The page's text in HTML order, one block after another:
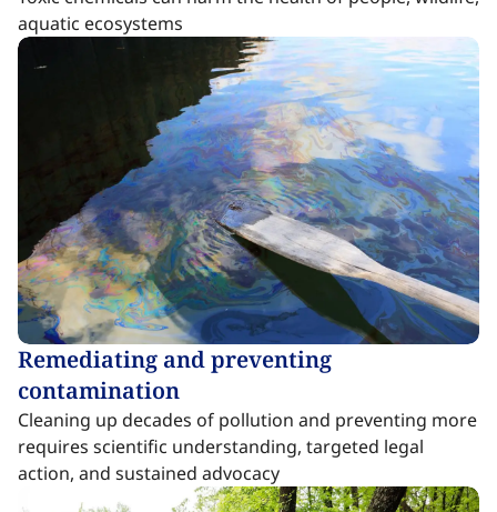
aquatic ecosystems​​​​‌ ‍ ​‍​‍‌‍ ‌ ​‍‌‍‍‌‌‍‌ ‌‍‍‌‌‍ ‍​‍​‍​ ‍‍​‍​‍‌ ​ ‌‍​‌‌‍ ‍‌‍‍‌‌ ‌​‌ ‍‌​‍ ‍‌‍‍‌‌‍ ​‍​‍​‍ ​​‍​‍‌‍‍​‌ ​‍‌‍‌‌‌‍‌‍​‍​‍​ ‍‍​‍​‍‌‍‍​‌ ‌​‌ ‌​‌ ​​‌ ​ ​ ‍‍​‍ ​‍ ‌‍​ ‌‍ ‌‌ ​ ​‍ ‍‌‍ ‌‌‍​‌‌‍‍‌‌‍ ‍​‍ ‍​ ​‍​ ​​​ ​‍​ ‌​‌ ​‍‌‍‌‌‌‍‌​‌‍‌‌‌ ​ ‌‍‍‌‌‍‌ ‌‍ ‍​‍ ‍‌ ​‍‌‍‍‌‌ ‌‍‌‍‌‌‌ ​‍‌‍‍ ‌‍‌‌‌‍‌‌‌ ​​‌‍‌‌‌ ​‍​‍ ‍‌‍ ‌ ​‍‌‍‌ ​‍ ‌‍‍‌‌‍ ‍‌ ‌​‌‍‌‌‌‍ ‍‌ ‌​​‍ ‌‍‌‌‌‍‌​‌‍‍‌‌ ‌​​‍ ‌‍ ‌‌‍ ‌‍‌​‌‍‌‌​ ‌‌ ​​‌ ​‍‌‍‌‌‌ ​ ‌‍‌‌‌‍ ‍‌ ‌​‌‍​‌‌ ‌​‌‍‍‌‌‍ ‌‍ ‍​ ‍ ‌‍‍‌‌‍‌​​ ‌‌‍​ ‌‍​ ‌‍​‍‌‍​‍‌‍‌‍‌‍‌​​ ​‍​ ‌ ​‍ ‌​ ​‍​ ‍​‌‍​‌‌‍‌‌​‍ ‌​ ‌​​ ‌​​ ​ ‌‍‌‍​‍ ‌​ ‍‌​ ​‌​ ‌​​ ‌​​‍ ‌‌‍‌​‌‍​ ​ ​​​ ‍​​ ‌‌​ ​‌​ ‌​​ ‌‌​ ‍‌‌‍​‍​ ‌‍‌‍‌‌​ ‍ ‌ ‌​‌ ‍‌‌ ​​‌‍‌‌​ ‌‌‍​ ‌‍​‌‌‍ ‌‌ ​​‌‍​‌‌‍‍‌‌‍‌ ‌‍ ‍​ ‍ ‌ ​​‌‍​‌‌ ‌​‌‍‍​​ ‌‌ ​ ‌‍‍​‌‍ ‌ ​‍‌ ‌​‌​‌​‌‍‌‌‌ ​ ‌‍​ ‌ ​‍‌‍‍‌‌ ​​‌ ‌​‌‍‍‌‌‍ ‌‍ ‍​ ‌‍​‍‌‍​‌‌ ​ ‌‍‌‌‌‌‌‌‌ ​‍‌‍ ​​ ‌‌‍‍​‌ ‌​‌ ‌​‌ ​​‌ ​ ​‍‌‌​ ​ ‌​​‌​‍‌‌​ ​‍‌​‌‍​‍‌‌​ ​‍‌​‌‍‌‍​ ‌‍ ‌‌ ​ ​‍ ‍‌‍ ‌‌‍​‌‌‍‍‌‌‍ ‍​‍ ‍​ ​‍​ ​​​ ​‍​ ‌​‌ ​‍‌‍‌‌‌‍‌​‌‍‌‌‌ ​ ‌‍‍‌‌‍‌ ‌‍ ‍​‍ ‍‌ ​‍‌‍‍‌‌ ‌‍‌‍‌‌‌ ​‍‌‍‍ ‌‍‌‌‌‍‌‌‌ ​​‌‍‌‌‌ ​‍​‍ ‍‌‍ ‌ ​‍‌‍‌ ​‍‌‍‌‍‍‌‌‍‌​​ ‌‌‍​ ‌‍​ ‌‍​‍‌‍​‍‌‍‌‍‌‍‌​​ ​‍​ ‌ ​‍ ‌​ ​‍​ ‍​‌‍​‌‌‍‌‌​‍ ‌​ ‌​​ ‌​​ ​ ‌‍‌‍​‍ ‌​ ‍‌​ ​‌​ ‌​​ ‌​​‍ ‌‌‍‌​‌‍​ ​ ​​​ ‍​​ ‌‌​ ​‌​ ‌​​ ‌‌​ ‍‌‌‍​‍​ ‌‍‌‍‌‌​‍‌‍‌ ‌​‌ ‍‌‌ ​​‌‍‌‌​ ‌‌‍​ ‌‍​‌‌‍ ‌‌ ​​‌‍​‌‌‍‍‌‌‍‌ ‌‍ ‍​‍‌‍‌ ​​‌‍​‌‌ ‌​‌‍‍​​ ‌‌ ​ ‌‍‍​‌‍ ‌ ​‍‌ ‌​‌​‌​‌‍‌‌‌ ​ ‌‍​ ‌ ​‍‌‍‍‌‌ ​​‌ ‌​‌‍‍‌‌‍ ‌‍ ‍​‍‌‍‌ ​​‌‍‌‌‌ ​‍‌ ​ ‌ ​​‌‍‌‌‌‍​ ‌ ‌​‌‍‍‌‌ ‌‍‌‍‌‌​ ‌‌ ​​‌ ‌‌‌‍​‍‌‍ ​‌‍‍‌‌ ​ ‌‍‍​‌‍‌‌‌‍‌​​‍​‍‌ ‌
Remediating and preventing
contamination​​​​‌ ‍ ​‍​‍‌‍ ‌ ​‍‌‍‍‌‌‍‌ ‌‍‍‌‌‍ ‍​‍​‍​ ‍‍​‍​‍‌ ​ ‌‍​‌‌‍ ‍‌‍‍‌‌ ‌​‌ ‍‌​‍ ‍‌‍‍‌‌‍ ​‍​‍​‍ ​​‍​‍‌‍‍​‌ ​‍‌‍‌‌‌‍‌‍​‍​‍​ ‍‍​‍​‍‌‍‍​‌ ‌​‌ ‌​‌ ​​‌ ​ ​ ‍‍​‍ ​‍ ‌‍​ ‌‍ ‌‌ ​ ​‍ ‍‌‍ ‌‌‍​‌‌‍‍‌‌‍ ‍​‍ ‍​ ​‍​ ​​​ ​‍​ ‌​‌ ​‍‌‍‌‌‌‍‌​‌‍‌‌‌ ​ ‌‍‍‌‌‍‌ ‌‍ ‍​‍ ‍‌ ​‍‌‍‍‌‌ ‌‍‌‍‌‌‌ ​‍‌‍‍ ‌‍‌‌‌‍‌‌‌ ​​‌‍‌‌‌ ​‍​‍ ‍‌‍ ‌ ​‍‌‍‌ ​‍ ‌‍‍‌‌‍ ‍‌ ‌​‌‍‌‌‌‍ ‍‌ ‌​​‍ ‌‍‌‌‌‍‌​‌‍‍‌‌ ‌​​‍ ‌‍ ‌‌‍ ‌‍‌​‌‍‌‌​ ‌‌ ​​‌ ​‍‌‍‌‌‌ ​ ‌‍‌‌‌‍ ‍‌ ‌​‌‍​‌‌ ‌​‌‍‍‌‌‍ ‌‍ ‍​ ‍ ‌‍‍‌‌‍‌​​ ‌​ ‍‌​ ​​‌‍‌‌​ ‌​​ ​​‌‍​‍​ ​‍​ ​‌​‍ ‌​ ​‌‌‍‌​‌‍‌‌​ ‍‌​‍ ‌​ ‌​​ ‌ ​ ​‍‌‍​ ​‍ ‌​ ‍‌‌‍​ ​ ‌‌​ ​​​‍ ‌​ ​ ​ ​ ‌‍​ ‌‍‌​‌‍‌‍‌‍‌​‌‍​ ​ ​​‌‍‌‍‌‍​ ​ ‌ ​ ​‍​ ‍ ‌ ‌​‌ ‍‌‌ ​​‌‍‌‌​ ‌‌‍​ ‌‍​‌‌‍ ‌‌ ​​‌‍​‌‌‍‍‌‌‍‌ ‌‍ ‍​ ‍ ‌ ​​‌‍​‌‌ ‌​‌‍‍​​ ‌‌ ‌​‌‍‍‌‌ ‌​‌‍ ​‌‍‌‌​ ‌‍​‍‌‍​‌‌ ​ ‌‍‌‌‌‌‌‌‌ ​‍‌‍ ​​ ‌‌‍‍​‌ ‌​‌ ‌​‌ ​​‌ ​ ​‍‌‌​ ​ ‌​​‌​‍‌‌​ ​‍‌​‌‍​‍‌‌​ ​‍‌​‌‍‌‍​ ‌‍ ‌‌ ​ ​‍ ‍‌‍ ‌‌‍​‌‌‍‍‌‌‍ ‍​‍ ‍​ ​‍​ ​​​ ​‍​ ‌​‌ ​‍‌‍‌‌‌‍‌​‌‍‌‌‌ ​ ‌‍‍‌‌‍‌ ‌‍ ‍​‍ ‍‌ ​‍‌‍‍‌‌ ‌‍‌‍‌‌‌ ​‍‌‍‍ ‌‍‌‌‌‍‌‌‌ ​​‌‍‌‌‌ ​‍​‍ ‍‌‍ ‌ ​‍‌‍‌ ​‍‌‍‌‍‍‌‌‍‌​​ ‌​ ‍‌​ ​​‌‍‌‌​ ‌​​ ​​‌‍​‍​ ​‍​ ​‌​‍ ‌​ ​‌‌‍‌​‌‍‌‌​ ‍‌​‍ ‌​ ‌​​ ‌ ​ ​‍‌‍​ ​‍ ‌​ ‍‌‌‍​ ​ ‌‌​ ​​​‍ ‌​ ​ ​ ​ ‌‍​ ‌‍‌​‌‍‌‍‌‍‌​‌‍​ ​ ​​‌‍‌‍‌‍​ ​ ‌ ​ ​‍​‍‌‍‌ ‌​‌ ‍‌‌ ​​‌‍‌‌​ ‌‌‍​ ‌‍​‌‌‍ ‌‌ ​​‌‍​‌‌‍‍‌‌‍‌ ‌‍ ‍​‍‌‍‌ ​​‌‍​‌‌ ‌​‌‍‍​​ ‌‌ ‌​‌‍‍‌‌ ‌​‌‍ ​‌‍‌‌​‍‌‍‌ ​​‌‍‌‌‌ ​‍‌ ​ ‌ ​​‌‍‌‌‌‍​ ‌ ‌​‌‍‍‌‌ ‌‍‌‍‌‌​ ‌‌ ​​‌ ‌‌‌‍​‍‌‍ ​‌‍‍‌‌ ​ ‌‍‍​‌‍‌‌‌‍‌​​‍​‍‌ ‌
Cleaning up decades of pollution and preventing more
requires scientific understanding, targeted legal
action, and sustained advocacy​​​​‌ ‍ ​‍​‍‌‍ ‌ ​‍‌‍‍‌‌‍‌ ‌‍‍‌‌‍ ‍​‍​‍​ ‍‍​‍​‍‌ ​ ‌‍​‌‌‍ ‍‌‍‍‌‌ ‌​‌ ‍‌​‍ ‍‌‍‍‌‌‍ ​‍​‍​‍ ​​‍​‍‌‍‍​‌ ​‍‌‍‌‌‌‍‌‍​‍​‍​ ‍‍​‍​‍‌‍‍​‌ ‌​‌ ‌​‌ ​​‌ ​ ​ ‍‍​‍ ​‍ ‌‍​ ‌‍ ‌‌ ​ ​‍ ‍‌‍ ‌‌‍​‌‌‍‍‌‌‍ ‍​‍ ‍​ ​‍​ ​​​ ​‍​ ‌​‌ ​‍‌‍‌‌‌‍‌​‌‍‌‌‌ ​ ‌‍‍‌‌‍‌ ‌‍ ‍​‍ ‍‌ ​‍‌‍‍‌‌ ‌‍‌‍‌‌‌ ​‍‌‍‍ ‌‍‌‌‌‍‌‌‌ ​​‌‍‌‌‌ ​‍​‍ ‍‌‍ ‌ ​‍‌‍‌ ​‍ ‌‍‍‌‌‍ ‍‌ ‌​‌‍‌‌‌‍ ‍‌ ‌​​‍ ‌‍‌‌‌‍‌​‌‍‍‌‌ ‌​​‍ ‌‍ ‌‌‍ ‌‍‌​‌‍‌‌​ ‌‌ ​​‌ ​‍‌‍‌‌‌ ​ ‌‍‌‌‌‍ ‍‌ ‌​‌‍​‌‌ ‌​‌‍‍‌‌‍ ‌‍ ‍​ ‍ ‌‍‍‌‌‍‌​​ ‌​ ‍‌​ ​​‌‍‌‌​ ‌​​ ​​‌‍​‍​ ​‍​ ​‌​‍ ‌​ ​‌‌‍‌​‌‍‌‌​ ‍‌​‍ ‌​ ‌​​ ‌ ​ ​‍‌‍​ ​‍ ‌​ ‍‌‌‍​ ​ ‌‌​ ​​​‍ ‌​ ​ ​ ​ ‌‍​ ‌‍‌​‌‍‌‍‌‍‌​‌‍​ ​ ​​‌‍‌‍‌‍​ ​ ‌ ​ ​‍​ ‍ ‌ ‌​‌ ‍‌‌ ​​‌‍‌‌​ ‌‌‍​ ‌‍​‌‌‍ ‌‌ ​​‌‍​‌‌‍‍‌‌‍‌ ‌‍ ‍​ ‍ ‌ ​​‌‍​‌‌ ‌​‌‍‍​​ ‌‌ ​ ‌‍‍​‌‍ ‌ ​‍‌ ‌​‌​‌​‌‍‌‌‌ ​ ‌‍​ ‌ ​‍‌‍‍‌‌ ​​‌ ‌​‌‍‍‌‌‍ ‌‍ ‍​ ‌‍​‍‌‍​‌‌ ​ ‌‍‌‌‌‌‌‌‌ ​‍‌‍ ​​ ‌‌‍‍​‌ ‌​‌ ‌​‌ ​​‌ ​ ​‍‌‌​ ​ ‌​​‌​‍‌‌​ ​‍‌​‌‍​‍‌‌​ ​‍‌​‌‍‌‍​ ‌‍ ‌‌ ​ ​‍ ‍‌‍ ‌‌‍​‌‌‍‍‌‌‍ ‍​‍ ‍​ ​‍​ ​​​ ​‍​ ‌​‌ ​‍‌‍‌‌‌‍‌​‌‍‌‌‌ ​ ‌‍‍‌‌‍‌ ‌‍ ‍​‍ ‍‌ ​‍‌‍‍‌‌ ‌‍‌‍‌‌‌ ​‍‌‍‍ ‌‍‌‌‌‍‌‌‌ ​​‌‍‌‌‌ ​‍​‍ ‍‌‍ ‌ ​‍‌‍‌ ​‍‌‍‌‍‍‌‌‍‌​​ ‌​ ‍‌​ ​​‌‍‌‌​ ‌​​ ​​‌‍​‍​ ​‍​ ​‌​‍ ‌​ ​‌‌‍‌​‌‍‌‌​ ‍‌​‍ ‌​ ‌​​ ‌ ​ ​‍‌‍​ ​‍ ‌​ ‍‌‌‍​ ​ ‌‌​ ​​​‍ ‌​ ​ ​ ​ ‌‍​ ‌‍‌​‌‍‌‍‌‍‌​‌‍​ ​ ​​‌‍‌‍‌‍​ ​ ‌ ​ ​‍​‍‌‍‌ ‌​‌ ‍‌‌ ​​‌‍‌‌​ ‌‌‍​ ‌‍​‌‌‍ ‌‌ ​​‌‍​‌‌‍‍‌‌‍‌ ‌‍ ‍​‍‌‍‌ ​​‌‍​‌‌ ‌​‌‍‍​​ ‌‌ ​ ‌‍‍​‌‍ ‌ ​‍‌ ‌​‌​‌​‌‍‌‌‌ ​ ‌‍​ ‌ ​‍‌‍‍‌‌ ​​‌ ‌​‌‍‍‌‌‍ ‌‍ ‍​‍‌‍‌ ​​‌‍‌‌‌ ​‍‌ ​ ‌ ​​‌‍‌‌‌‍​ ‌ ‌​‌‍‍‌‌ ‌‍‌‍‌‌​ ‌‌ ​​‌ ‌‌‌‍​‍‌‍ ​‌‍‍‌‌ ​ ‌‍‍​‌‍‌‌‌‍‌​​‍​‍‌ ‌